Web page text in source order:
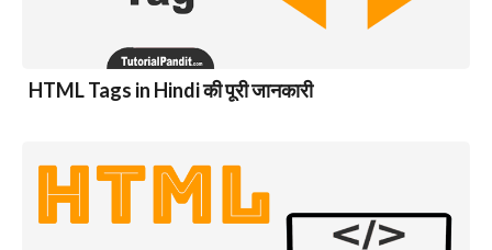
HTML Tags in Hindi की पूरी जानकारी